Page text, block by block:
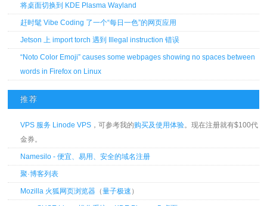
将桌面切换到 KDE Plasma Wayland
赶时髦 Vibe Coding 了一个“每日一色”的网页应用
Jetson 上 import torch 遇到 Illegal instruction 错误
“Noto Color Emoji” causes some webpages showing no spaces between
words in Firefox on Linux
推荐
VPS 服务 Linode VPS ，可参考我的购买及使用体验。现在注册就有$100代
金券。
Namesilo - 便宜、易用、安全的域名注册
聚·博客列表
Mozilla 火狐网页浏览器 （量子极速 ）